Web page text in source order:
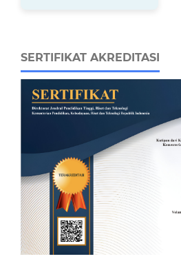
SERTIFIKAT AKREDITASI